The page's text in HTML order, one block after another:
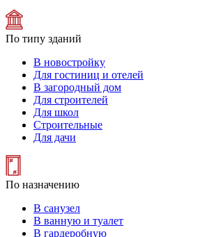
По типу зданий
В новостройку
Для гостиниц и отелей
В загородный дом
Для строителей
Для школ
Строительные
Для дачи
По назначению
В санузел
В ванную и туалет
В гардеробную